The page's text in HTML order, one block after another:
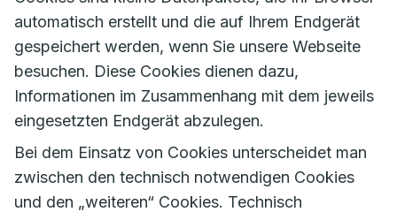
automatisch erstellt und die auf Ihrem Endgerät
gespeichert werden, wenn Sie unsere Webseite
besuchen. Diese Cookies dienen dazu,
Informationen im Zusammenhang mit dem jeweils
eingesetzten Endgerät abzulegen.
Bei dem Einsatz von Cookies unterscheidet man
zwischen den technisch notwendigen Cookies
und den „weiteren“ Cookies. Technisch